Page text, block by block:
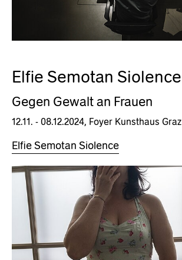
Elfie Semotan Siolence
Gegen Gewalt an Frauen
12.11. - 08.12.2024, Foyer Kunsthaus Graz
Elfie Semotan Siolence